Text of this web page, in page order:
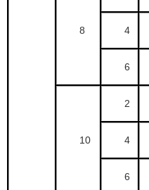
8 4
6
10
2
4
6